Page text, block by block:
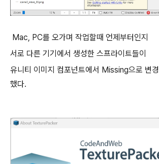
Mac, PC를 오가며 작업할때 언제부터인지
서로 다른 기기에서 생성한 스프라이트들이
유니티 이미지 컴포넌트에서 Missing으로 변
했다.